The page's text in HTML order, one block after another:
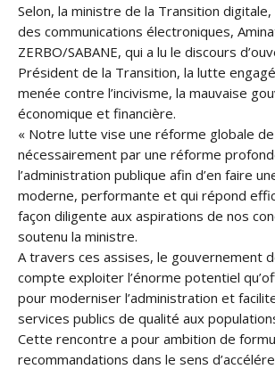
Selon, la ministre de la Transition
des communications électroniques,
ZERBO/SABANE, qui a lu le discours
Président de la Transition, la lutte
menée contre l’incivisme, la mauvaise
économique et financière.
« Notre lutte vise une réforme globale de
nécessairement par une réforme
l’administration publique afin d’en faire
moderne, performante et qui répond
façon diligente aux aspirations de nos
soutenu la ministre.
A travers ces assises, le gouvernement
compte exploiter l’énorme potentiel
pour moderniser l’administration et
services publics de qualité aux
Cette rencontre a pour ambition de
recommandations dans le sens